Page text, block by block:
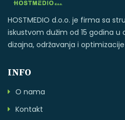
HOSTMEDIO d.o.o. je firma sa
iskustvom dužim od 15 godina
dizajna, održavanja i
INFO
O nama
Kontakt